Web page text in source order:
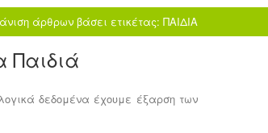
άρθρων βάσει ετικέτας: ΠΑΙΔΙΑ
Παιδιά
δεδομένα έχουμε έξαρση των